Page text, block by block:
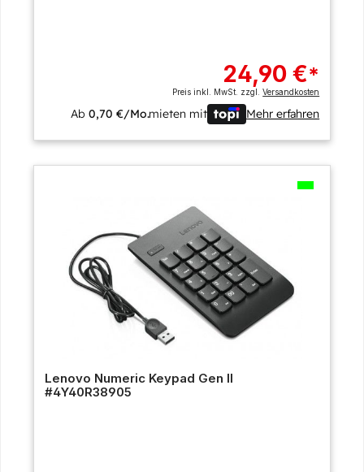
24,90 €*
Preis inkl. MwSt. zzgl.Versandkosten
Ab0,70 €/Mo.mieten mit Mehr erfahren
Lenovo Numeric Keypad Gen II
#4Y40R38905